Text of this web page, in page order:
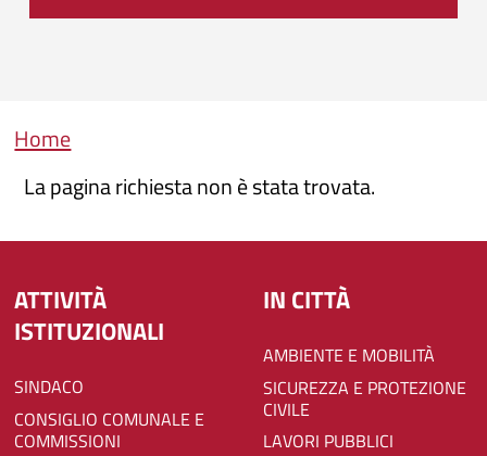
Briciole di pane
Home
La pagina richiesta non è stata trovata.
ATTIVITÀ
ISTITUZIONALI
SINDACO
CONSIGLIO COMUNALE E
COMMISSIONI
IN CITTÀ
AMBIENTE E MOBILITÀ
SICUREZZA E PROTEZIONE
CIVILE
LAVORI PUBBLICI